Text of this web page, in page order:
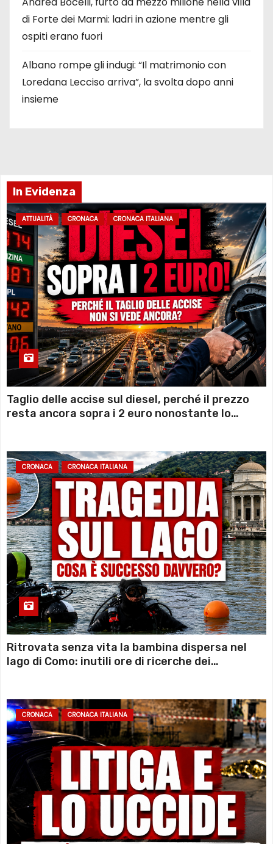
di Forte dei Marmi: ladri in azione mentre gli
ospiti erano fuori
Albano rompe gli indugi: “Il matrimonio con
Loredana Lecciso arriva”, la svolta dopo anni
insieme
In Evidenza
ATTUALITÀ CRONACA CRONACA ITALIANA
Taglio delle accise sul diesel, perché il prezzo
resta ancora sopra i 2 euro nonostante lo
CRONACA CRONACA ITALIANA
Ritrovata senza vita la bambina dispersa nel
lago di Como: inutili ore di ricerche dei
CRONACA CRONACA ITALIANA